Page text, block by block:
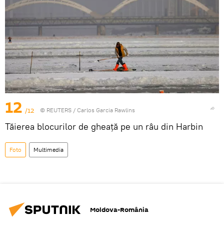
12 /12 © REUTERS / Carlos Garcia Rawlins
Tăierea blocurilor de gheață pe un râu din Harbin
Foto Multimedia
Moldova-România